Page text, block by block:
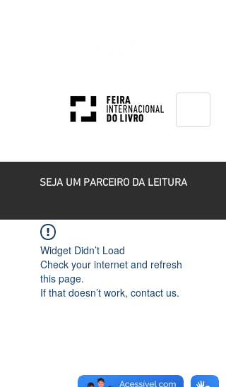
SEJA UM PARCEIRO DA LEITURA
Widget Didn’t Load
Check your internet and refresh
this page.
If that doesn’t work, contact us.